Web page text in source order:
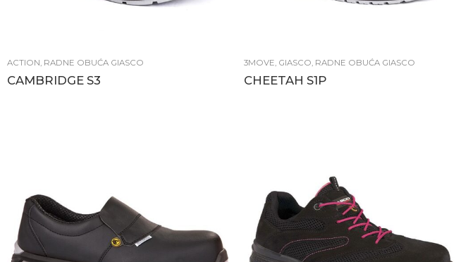
ACTION, RADNE OBUĆA GIASCO
CAMBRIDGE S3
3MOVE, GIASCO, RADNE OBUĆA GIASCO
CHEETAH S1P